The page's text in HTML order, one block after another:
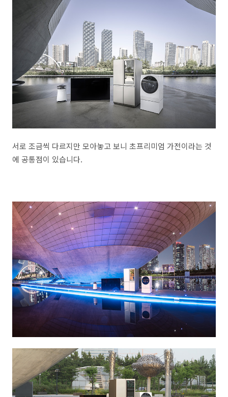
서로 조금씩 다르지만 모아놓고 보니 초프리미엄 가전이라는 것
에 공통점이 있습니다.